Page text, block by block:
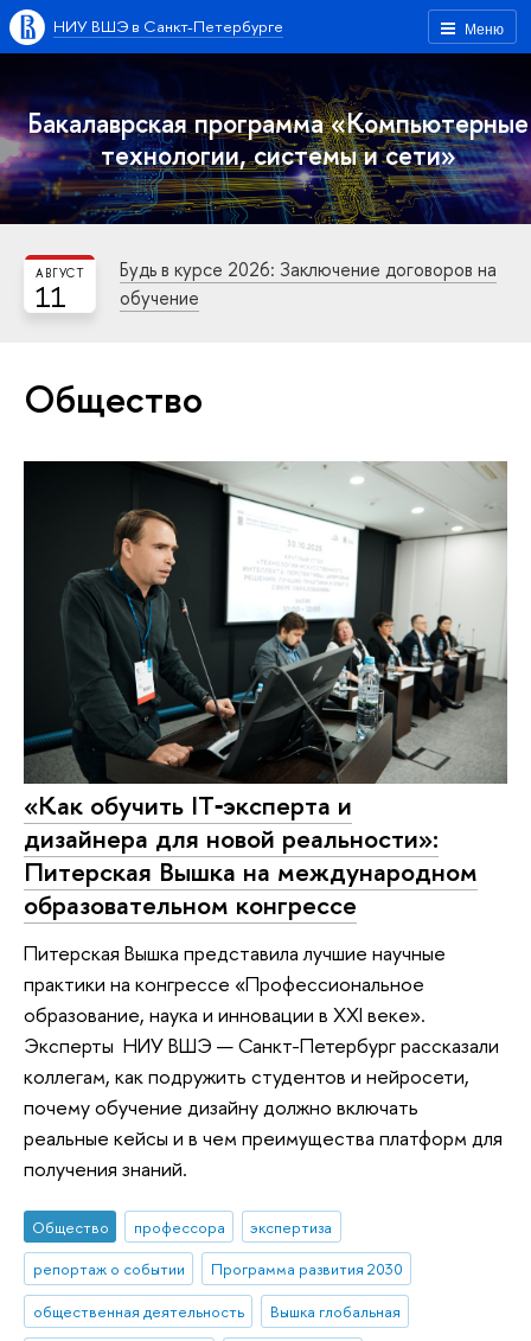
Меню
НИУ ВШЭ в Санкт-Петербурге
Бакалаврская программа «Компьютерные
технологии, системы и сети»
11
АВГУСТ
Будь в курсе 2026: Заключение договоров на
обучение
Общество
«Как обучить IT‑эксперта и
дизайнера для новой реальности»:
Питерская Вышка на международном
образовательном конгрессе
Питерская Вышка представила лучшие научные
практики на конгрессе «Профессиональное
образование, наука и инновации в XXI веке».
Эксперты НИУ ВШЭ — Санкт-Петербург рассказали
коллегам, как подружить студентов и нейросети,
почему обучение дизайну должно включать
реальные кейсы и в чем преимущества платформ для
получения знаний.
Общество профессора
экспертиза
репортаж о событии
Программа развития 2030
общественная деятельность
Вышка глобальная